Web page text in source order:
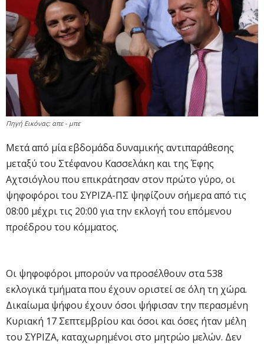
Πηγή Εικόνας: απε - μπε
Μετά από μία εβδομάδα δυναμικής αντιπαράθεσης
μεταξύ του Στέφανου Κασσελάκη και της Έφης
Αχτσιόγλου που επικράτησαν στον πρώτο γύρο, οι
ψηφοφόροι του ΣΥΡΙΖΑ-ΠΣ ψηφίζουν σήμερα από τις
08:00 μέχρι τις 20:00 για την εκλογή του επόμενου
προέδρου του κόμματος.
Οι ψηφοφόροι μπορούν να προσέλθουν στα 538
εκλογικά τμήματα που έχουν οριστεί σε όλη τη χώρα.
Δικαίωμα ψήφου έχουν όσοι ψήφισαν την περασμένη
Κυριακή 17 Σεπτεμβρίου και όσοι και όσες ήταν μέλη
του ΣΥΡΙΖΑ, καταχωρημένοι στο μητρώο μελών. Δεν